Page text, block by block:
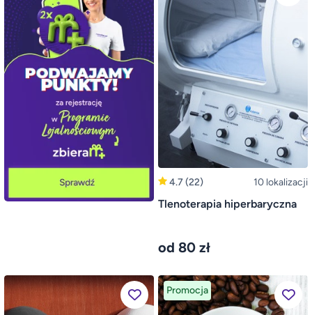
4.7(22) 10 lokalizacji
Tlenoterapia hiperbaryczna
od 80 zł
Promocja